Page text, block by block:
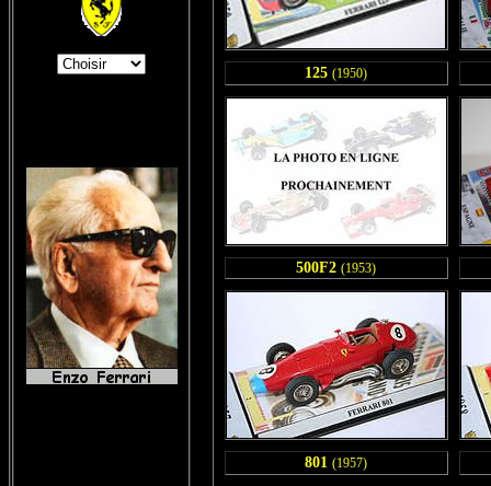
125 (1950)
500F2 (1953)
801 (1957)